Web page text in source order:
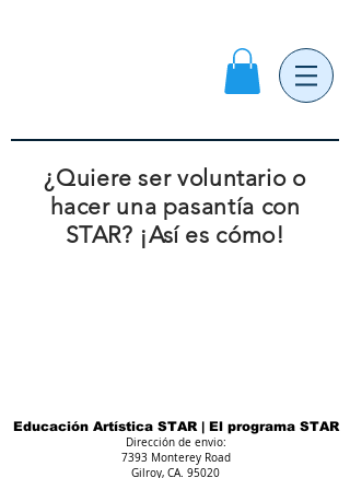
¿Quiere ser voluntario o
hacer una pasantía con
STAR? ¡Así es cómo!
Educación Artística STAR | El programa STAR
Dirección de envio:
7393 Monterey Road
Gilroy, CA. 95020